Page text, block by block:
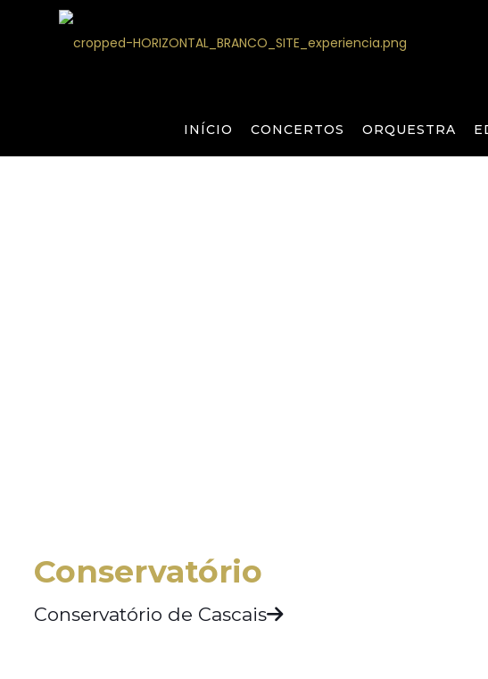
INÍCIO CONCERTOS ORQUESTRA
Conservatório
Conservatório de Cascais